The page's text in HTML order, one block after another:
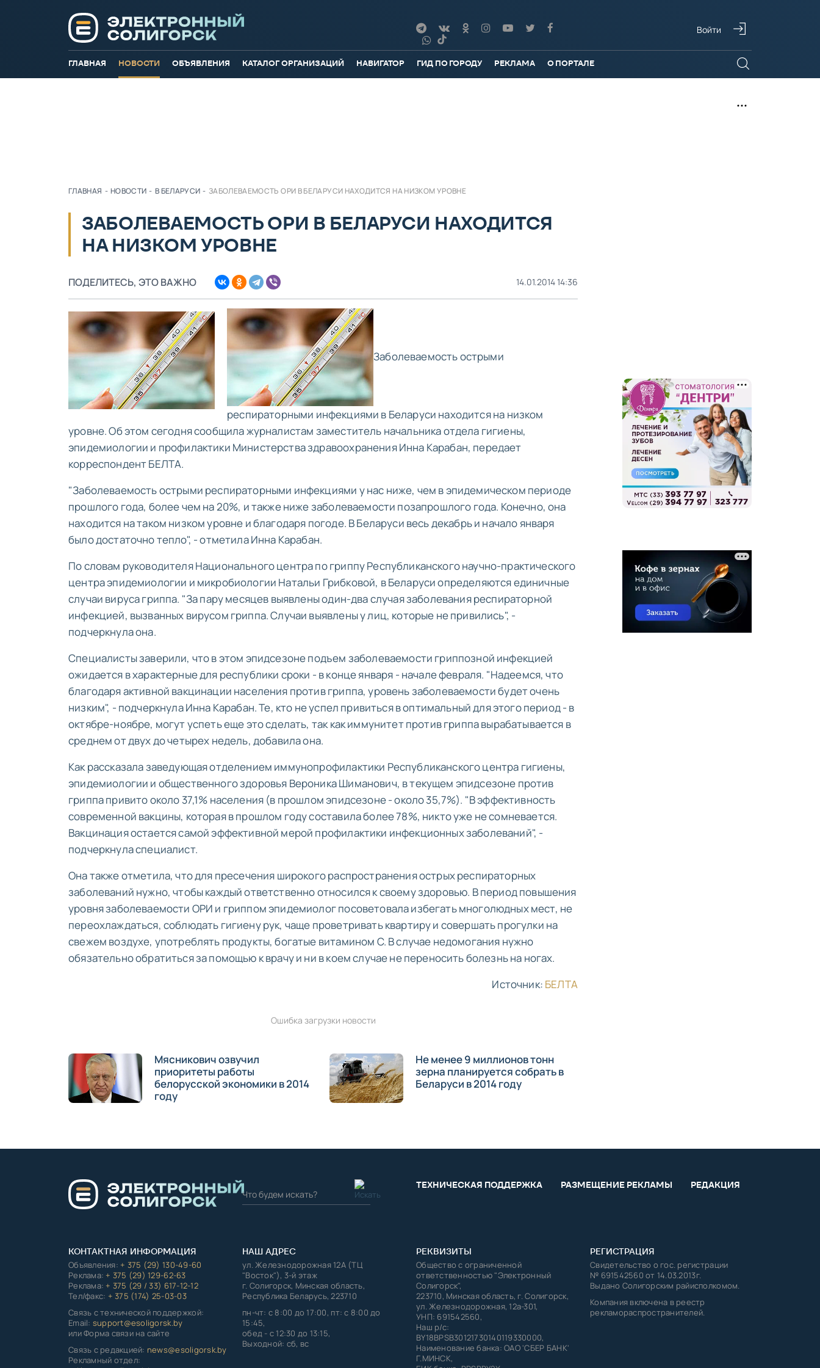
Войти
ГЛАВНАЯ НОВОСТИ ОБЪЯВЛЕНИЯ КАТАЛОГ ОРГАНИЗАЦИЙ НАВИГАТОР ГИД ПО ГОРОДУ РЕКЛАМА О ПОРТАЛЕ
ГЛАВНАЯ - НОВОСТИ - В БЕЛАРУСИ - ЗАБОЛЕВАЕМОСТЬ ОРИ В БЕЛАРУСИ НАХОДИТСЯ НА НИЗКОМ УРОВНЕ
ЗАБОЛЕВАЕМОСТЬ ОРИ В БЕЛАРУСИ НАХОДИТСЯ
НА НИЗКОМ УРОВНЕ
ПОДЕЛИТЕСЬ, ЭТО ВАЖНО 14.01.2014 14:36
Заболеваемость острыми
респираторными инфекциями в Беларуси находится на низком
уровне. Об этом сегодня сообщила журналистам заместитель начальника отдела гигиены,
эпидемиологии и профилактики Министерства здравоохранения Инна Карабан, передает
корреспондент БЕЛТА.
"Заболеваемость острыми респираторными инфекциями у нас ниже, чем в эпидемическом периоде
прошлого года, более чем на 20%, и также ниже заболеваемости позапрошлого года. Конечно, она
находится на таком низком уровне и благодаря погоде. В Беларуси весь декабрь и начало января
было достаточно тепло", - отметила Инна Карабан.
По словам руководителя Национального центра по гриппу Республиканского научно-практического
центра эпидемиологии и микробиологии Натальи Грибковой, в Беларуси определяются единичные
случаи вируса гриппа. "За пару месяцев выявлены один-два случая заболевания респираторной
инфекцией, вызванных вирусом гриппа. Случаи выявлены у лиц, которые не привились", -
подчеркнула она.
Специалисты заверили, что в этом эпидсезоне подъем заболеваемости гриппозной инфекцией
ожидается в характерные для республики сроки - в конце января - начале февраля. "Надеемся, что
благодаря активной вакцинации населения против гриппа, уровень заболеваемости будет очень
низким", - подчеркнула Инна Карабан. Те, кто не успел привиться в оптимальный для этого период - в
октябре-ноябре, могут успеть еще это сделать, так как иммунитет против гриппа вырабатывается в
среднем от двух до четырех недель, добавила она.
Как рассказала заведующая отделением иммунопрофилактики Республиканского центра гигиены,
эпидемиологии и общественного здоровья Вероника Шиманович, в текущем эпидсезоне против
гриппа привито около 37,1% населения (в прошлом эпидсезоне - около 35,7%). "В эффективность
современной вакцины, которая в прошлом году составила более 78%, никто уже не сомневается.
Вакцинация остается самой эффективной мерой профилактики инфекционных заболеваний", -
подчеркнула специалист.
Она также отметила, что для пресечения широкого распространения острых респираторных
заболеваний нужно, чтобы каждый ответственно относился к своему здоровью. В период повышения
уровня заболеваемости ОРИ и гриппом эпидемиолог посоветовала избегать многолюдных мест, не
переохлаждаться, соблюдать гигиену рук, чаще проветривать квартиру и совершать прогулки на
свежем воздухе, употреблять продукты, богатые витамином С. В случае недомогания нужно
обязательно обратиться за помощью к врачу и ни в коем случае не переносить болезнь на ногах.
Источник: БЕЛТА
Ошибка загрузки новости
Мясникович озвучил
приоритеты работы
белорусской экономики в 2014
году
Не менее 9 миллионов тонн
зерна планируется собрать в
Беларуси в 2014 году
ТЕХНИЧЕСКАЯ ПОДДЕРЖКА РАЗМЕЩЕНИЕ РЕКЛАМЫ РЕДАКЦИЯ
КОНТАКТНАЯ ИНФОРМАЦИЯ
Объявления:+ 375 (29) 130-49-60
Реклама:+ 375 (29) 129-62-63
Реклама:+ 375 (29 / 33) 617-12-12
Тел/факс: + 375 (174) 25-03-03
Связь с технической поддержкой:
Email: support@esoligorsk.by
или Форма связи на сайте
Связь с редакцией: news@esoligorsk.by
Рекламный отдел:
НАШ АДРЕС
ул. Железнодорожная 12А (ТЦ
"Восток"), 3-й этаж
г. Солигорск, Минская область,
Республика Беларусь, 223710
пн-чт: с 8:00 до 17:00, пт: с 8:00 до
15:45,
обед - с 12:30 до 13:15,
Выходной: сб, вс
РЕКВИЗИТЫ
Общество с ограниченной
ответственностью "Электронный
Солигорск",
223710, Минская область, г. Солигорск,
ул. Железнодорожная, 12а-301,
УНП: 691542560,
Наш р/с:
BY18BPSB30121730140119330000,
Наименование банка: ОАО 'СБЕР БАНК'
Г.МИНСК,
РЕГИСТРАЦИЯ
Свидетельство о гос. регистрации
№ 691542560 от 14.03.2013г.
Выдано Солигорским райисполкомом.
Компания включена в реестр
рекламораспространителей.